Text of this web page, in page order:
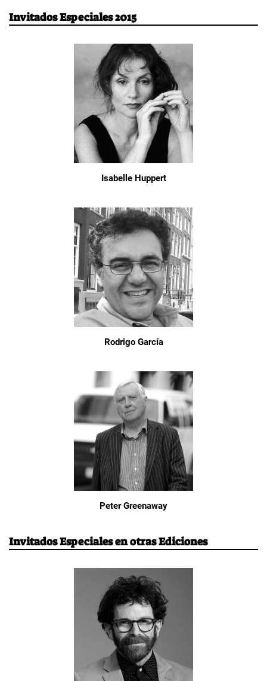
Invitados Especiales 2015
Isabelle Huppert
Rodrigo García
Peter Greenaway
Invitados Especiales en otras Ediciones